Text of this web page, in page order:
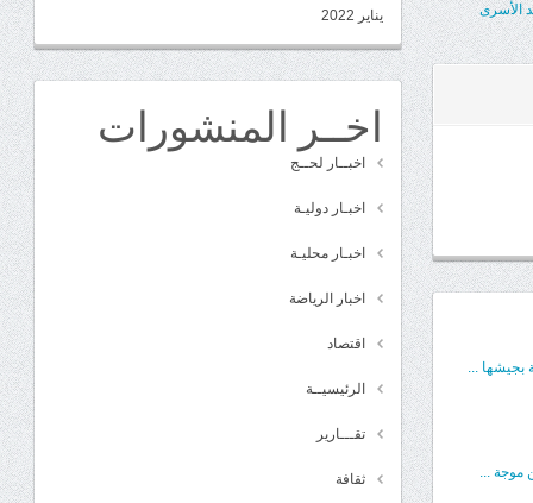
الأسرى
بجيشها ...
موجة ...
يناير 2022
اخــر المنشورات
اخبــار لحــج
اخبـار دوليـة
اخبـار محليـة
اخبار الرياضة
اقتصاد
الرئيسيــة
تقـــارير
ثقافة